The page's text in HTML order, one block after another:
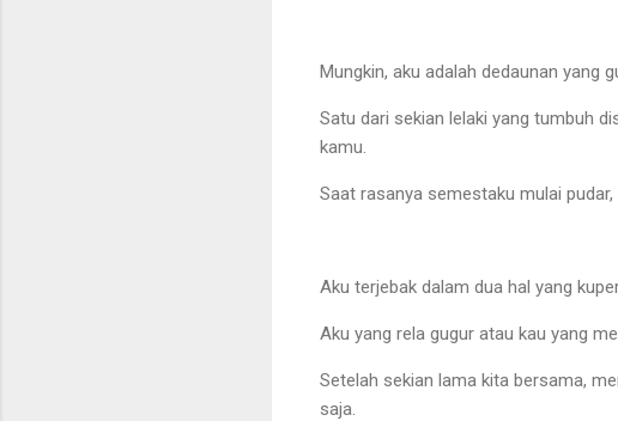
Mungkin, aku adalah dedaunan yang
Satu dari sekian lelaki yang tumbuh
kamu.
Saat rasanya semestaku mulai
Aku terjebak dalam dua hal yang
Aku yang rela gugur atau kau yang
Setelah sekian lama kita bersama,
saja.